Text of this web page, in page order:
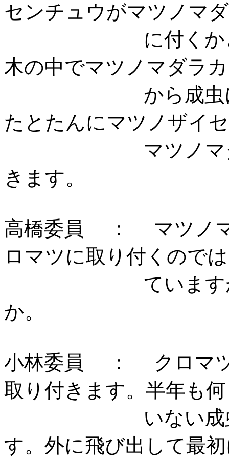
センチュウがマツノマ
に付くかといっ
木の中でマツノマダラ
から成虫になっ
たとたんにマツノザイ
マツノマダラカ
きま
高橋委員 ： マツノマ
ロマツに取り付くので
ていますが、
か
小林委員 ： クロマツ
取り付きます。半年も
いない成虫は腹
す。外に飛び出して最